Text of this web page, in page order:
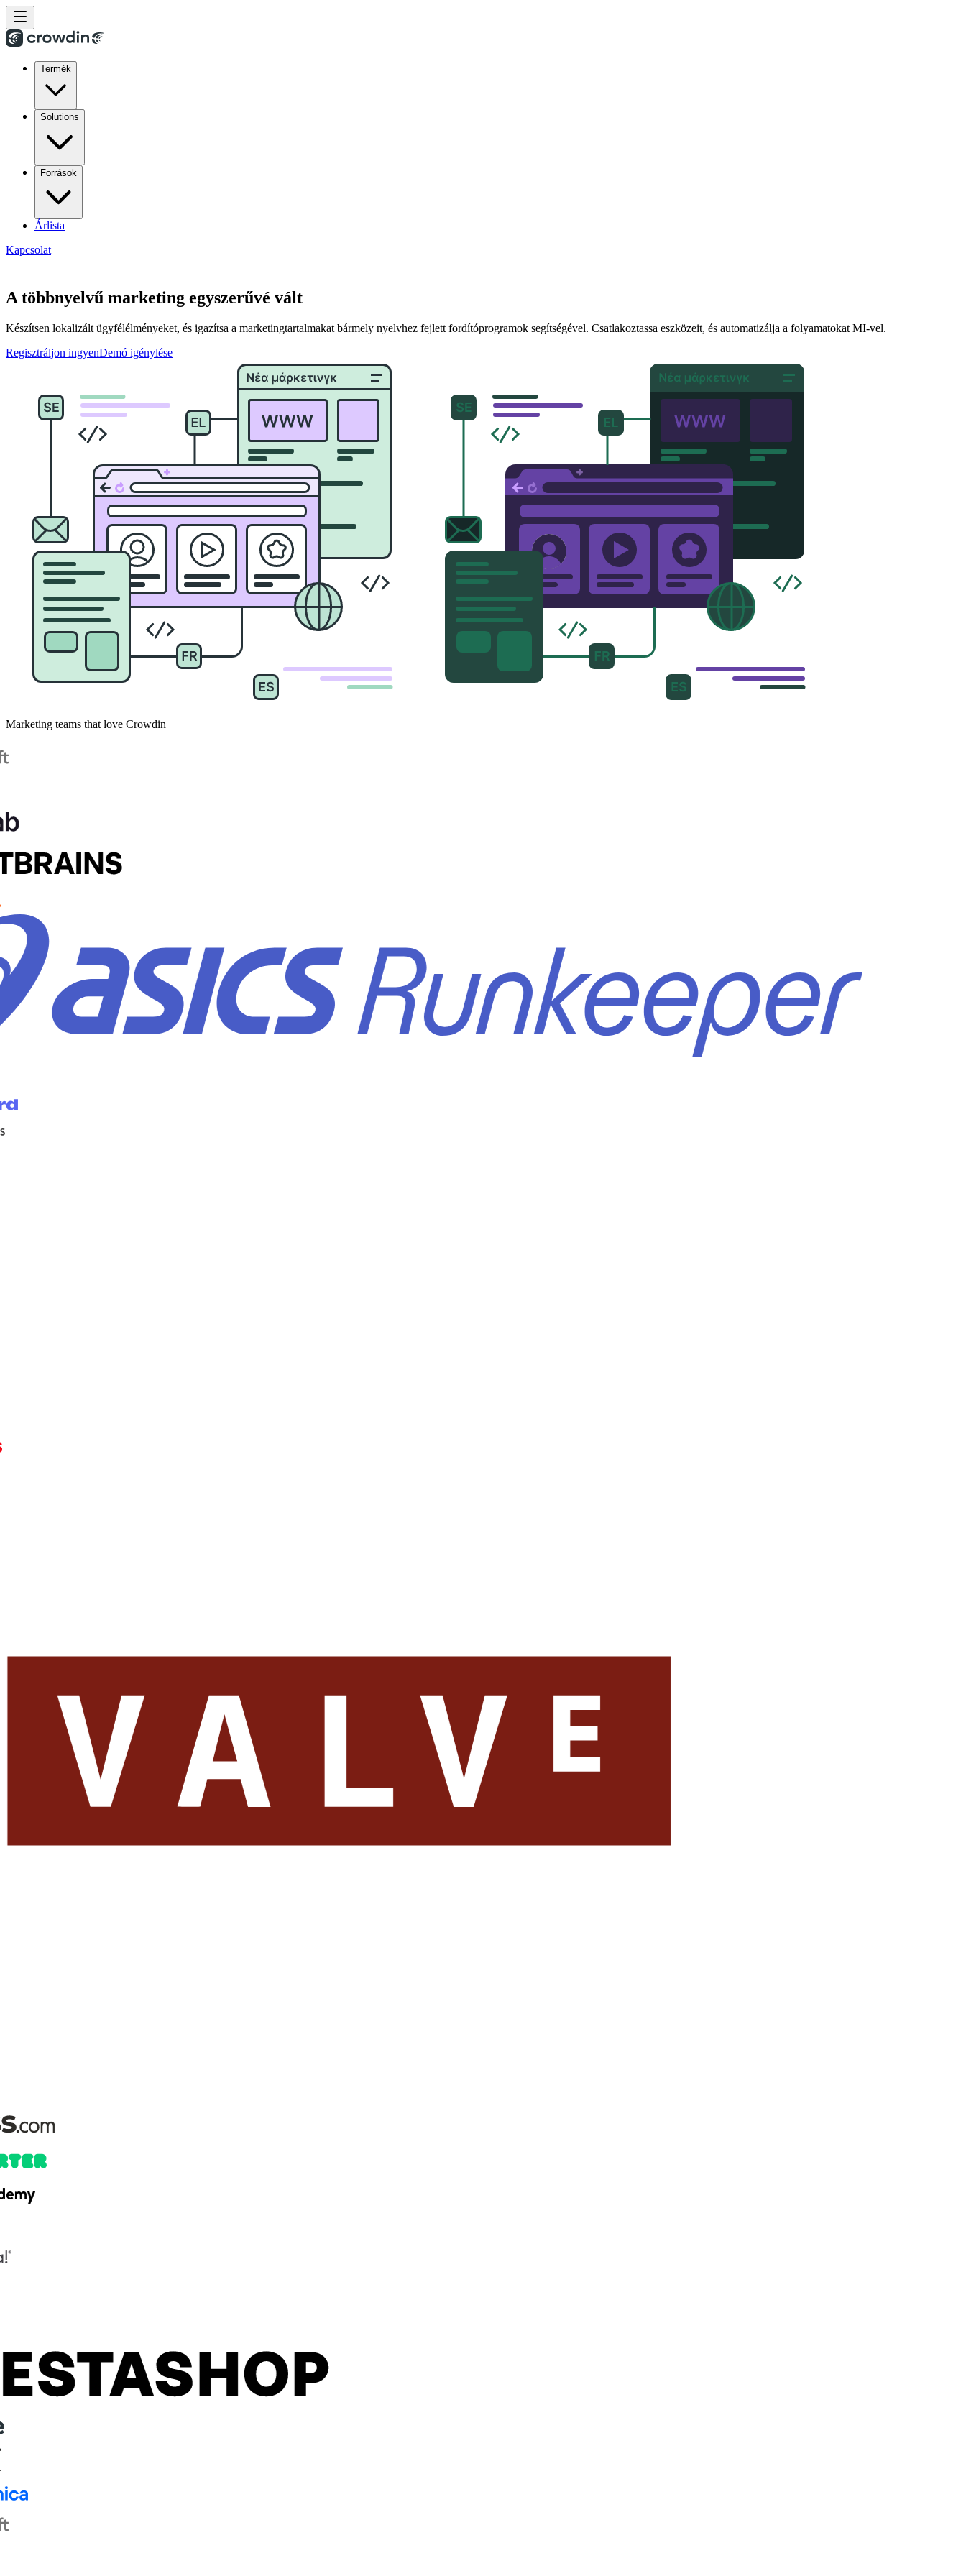
Termék
Solutions
Források
Árlista
Kapcsolat
A többnyelvű marketing egyszerűvé vált
Készítsen lokalizált ügyfélélményeket, és igazítsa a marketingtartalmakat bármely nyelvhez fejlett fordítóprogramok segítségével. Csatlakoztassa eszközeit, és automatizálja a folyamatokat MI-vel.
Regisztráljon ingyenDemó igénylése
Marketing teams that love Crowdin